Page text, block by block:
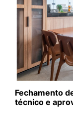
Fechamento
técnico e